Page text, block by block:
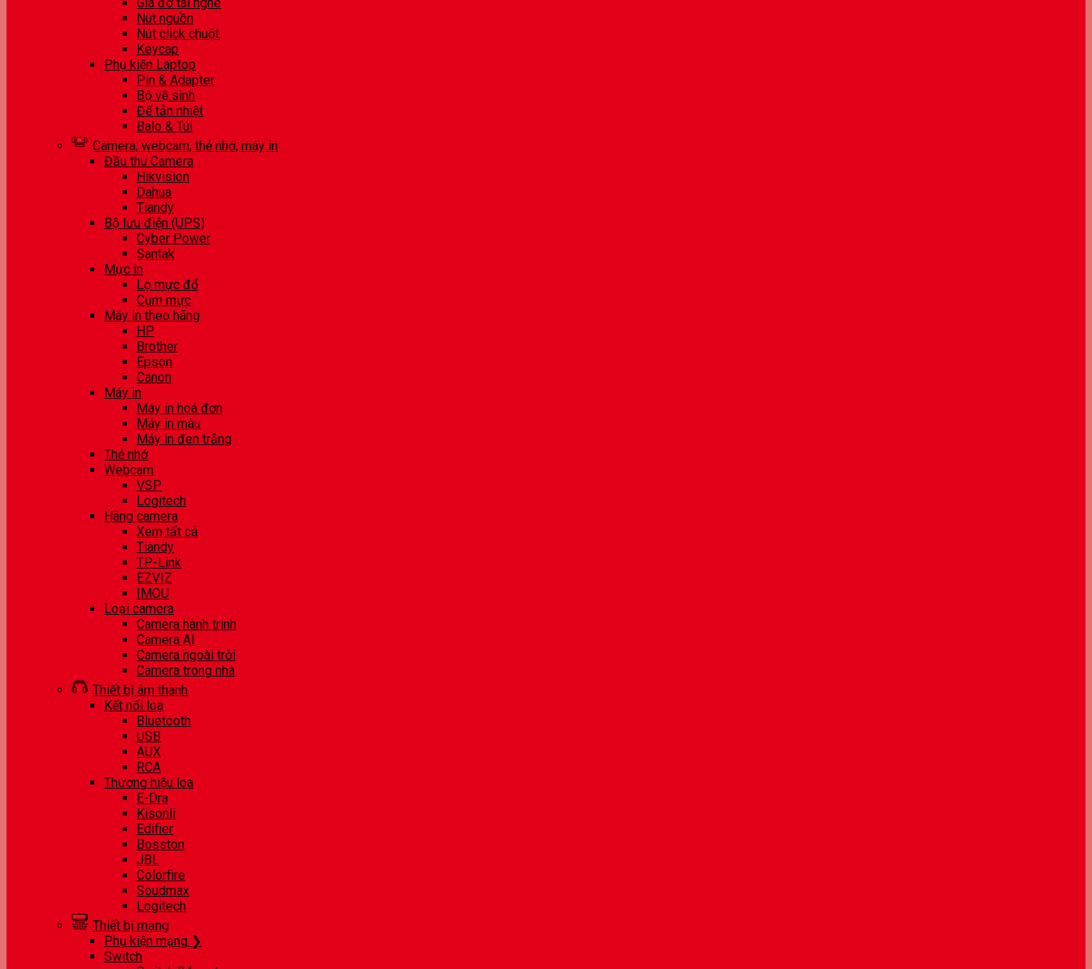
Nút nguồn
Nút click chuột
Keycap
Phụ kiện Laptop
Pin & Adapter
Bộ vệ sinh
Đế tản nhiệt
Balo & Túi
Camera, webcam, thẻ nhớ, máy in
Đầu thu Camera
Hikvision
Dahua
Tiandy
Bộ lưu điện (UPS)
Cyber Power
Santak
Mực in
Lọ mực đổ
Cụm mực
Máy in theo hãng
HP
Brother
Epson
Canon
Máy in
Máy in hoá đơn
Máy in màu
Máy in đen trắng
Thẻ nhớ
Webcam
VSP
Logitech
Hãng camera
Xem tất cả
Tiandy
TP-Link
EZVIZ
IMOU
Loại camera
Camera hành trình
Camera AI
Camera ngoài trời
Camera trong nhà
Thiết bị âm thanh
Kết nối loa
Bluetooth
USB
AUX
RCA
Thương hiệu loa
E-Dra
Kisonli
Edifier
Bosston
JBL
Colorfire
Soudmax
Logitech
Thiết bị mạng
Phụ kiện mạng ❯
Switch